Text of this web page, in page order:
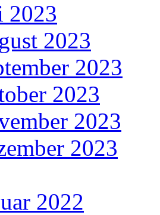
2023
2023
2023
2023
2023
2023
2022